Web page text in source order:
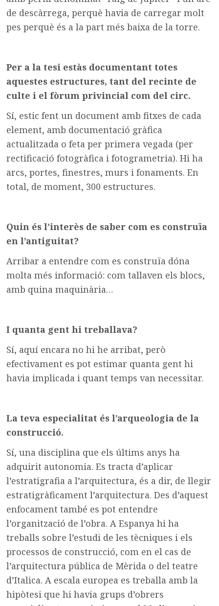
de descàrrega, perquè havia de carregar molt
pes perquè és a la part més baixa de la torre.
Per a la tesi estàs documentant totes
aquestes estructures, tant del recinte de
culte i el fòrum privincial com del circ.
Sí, estic fent un document amb fitxes de cada
element, amb documentació gràfica
actualitzada o feta per primera vegada (per
rectificació fotogràfica i fotogrametria). Hi ha
arcs, portes, finestres, murs i fonaments. En
total, de moment, 300 estructures.
Quin és l’interès de saber com es construïa
en l’antiguitat?
Arribar a entendre com es construïa dóna
molta més informació: com tallaven els blocs,
amb quina maquinària…
I quanta gent hi treballava?
Sí, aquí encara no hi he arribat, però
efectivament es pot estimar quanta gent hi
havia implicada i quant temps van necessitar.
La teva especialitat és l’arqueologia de la
construcció.
Sí, una disciplina que els últims anys ha
adquirit autonomia. Es tracta d’aplicar
l’estratigrafia a l’arquitectura, és a dir, de llegir
estratigràficament l’arquitectura. Des d’aquest
enfocament també es pot entendre
l’organització de l’obra. A Espanya hi ha
treballs sobre l’estudi de les tècniques i els
processos de construcció, com en el cas de
l’arquitectura pública de Mèrida o del teatre
d’Italica. A escala europea es treballa amb la
hipòtesi que hi havia grups d’obrers